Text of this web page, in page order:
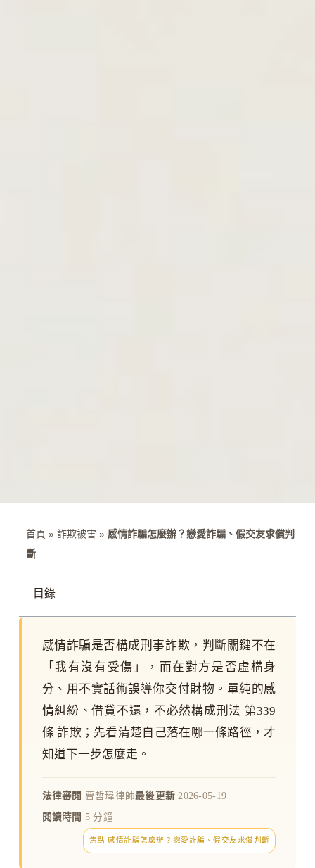
首頁 » 詐欺被害» 感情詐騙怎麼辦？戀愛詐騙、假交友求償判
斷
目錄
感情詐騙是否構成刑事詐欺，判斷關鍵不在
「我有沒有受傷」，而在對方是否虛構身
分、用不實話術誤導你交付財物。單純的感
情糾紛、借貸不還，不必然構成刑法 第339
條 詐欺；先看清楚自己落在哪一條路徑，才
知道下一步怎麼走。
法律審閱 曹哲瑋律師最後更新 2026-05-19
閱讀時間 5 分鐘
焦點 感情詐騙怎麼辦？戀愛詐騙、假交友求償判斷